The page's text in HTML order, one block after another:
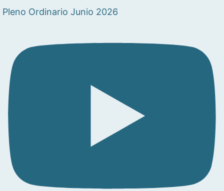
Pleno Ordinario Junio 2026